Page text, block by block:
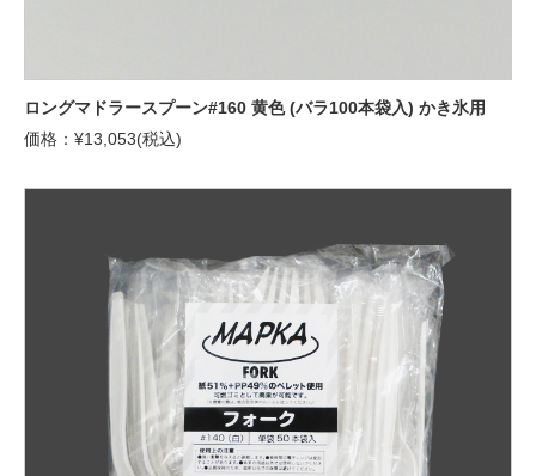
ロングマドラースプーン#160 黄色 (バラ100本袋入) かき氷用
価格：¥13,053(税込)